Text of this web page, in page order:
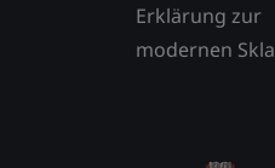
Erklärung zur
modernen